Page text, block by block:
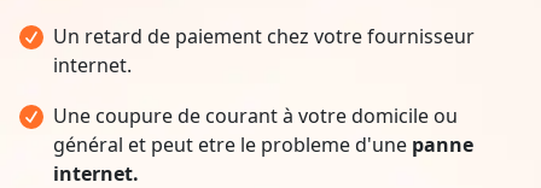
Un retard de paiement chez votre fournisseur
internet.
Une coupure de courant à votre domicile ou
général et peut etre le probleme d'une panne
internet.